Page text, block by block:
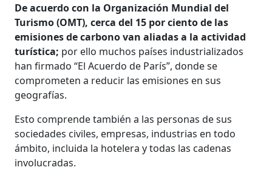
De acuerdo con la Organización Mundial del
Turismo (OMT), cerca del 15 por ciento de las
emisiones de carbono van aliadas a la actividad
turística; por ello muchos países industrializados
han firmado “El Acuerdo de París”, donde se
comprometen a reducir las emisiones en sus
geografías.
Esto comprende también a las personas de sus
sociedades civiles, empresas, industrias en todo
ámbito, incluida la hotelera y todas las cadenas
involucradas.